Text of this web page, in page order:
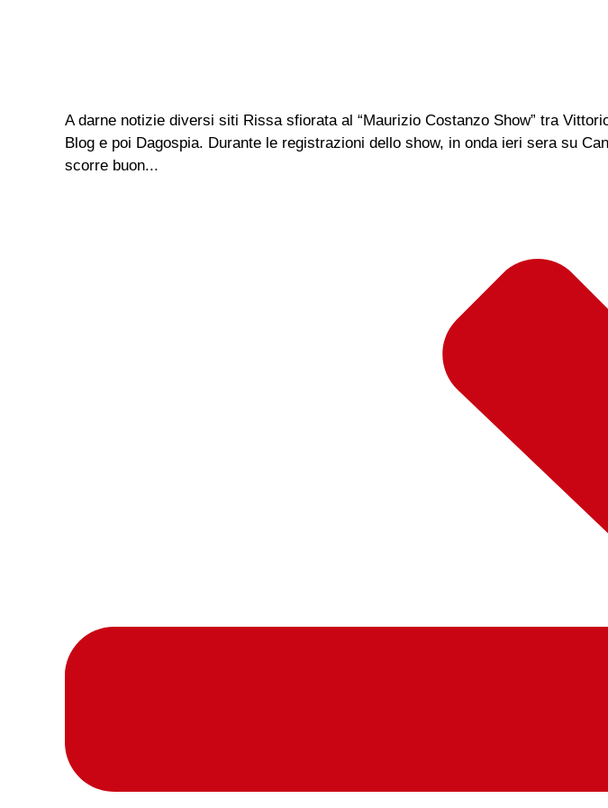
A darne notizie diversi siti Rissa sfiorata al “Maurizio Costanzo Show” tra
Blog e poi Dagospia. Durante le registrazioni dello show, in onda ieri sera su
scorre buon...